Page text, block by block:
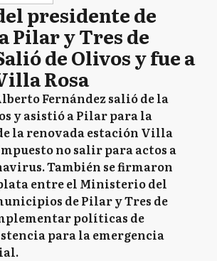
presidente de
Pilar y Tres de
de Olivos y fue a
Rosa
Fernández salió de la
y asistió a Pilar para la
la renovada estación Villa
no salir para actos a
También se firmaron
entre el Ministerio del
de Pilar y Tres de
políticas de
para la emergencia